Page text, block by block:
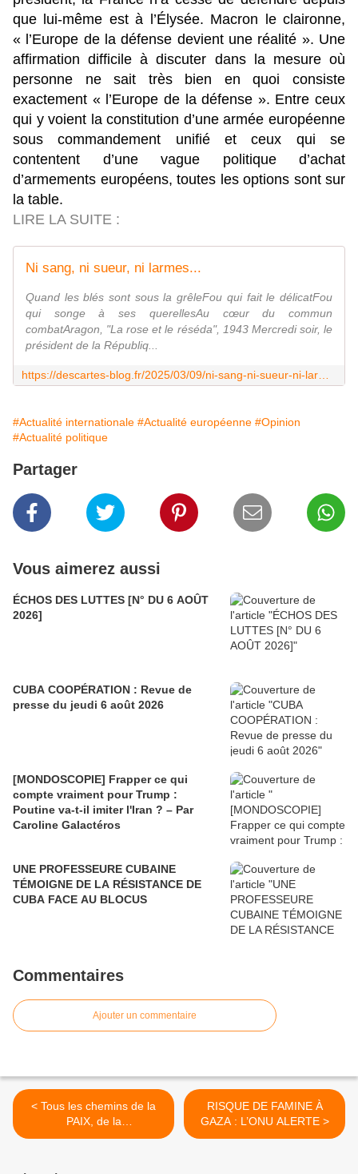
que lui-même est à l’Élysée. Macron le claironne,
« l’Europe de la défense devient une réalité ». Une
affirmation difficile à discuter dans la mesure où
personne ne sait très bien en quoi consiste
exactement « l’Europe de la défense ». Entre ceux
qui y voient la constitution d’une armée européenne
sous commandement unifié et ceux qui se
contentent d’une vague politique d’achat
d’armements européens, toutes les options sont sur
la table.
LIRE LA SUITE :
Ni sang, ni sueur, ni larmes...
Quand les blés sont sous la grêleFou qui fait le délicatFou
qui songe à ses querellesAu cœur du commun
combatAragon, "La rose et le réséda", 1943 Mercredi soir, le
président de la Républiq...
#Actualité internationale #Actualité européenne #Opinion
#Actualité politique
Partager
Vous aimerez aussi
ÉCHOS DES LUTTES [N° DU 6 AOÛT
2026]
CUBA COOPÉRATION : Revue de
presse du jeudi 6 août 2026
[MONDOSCOPIE] Frapper ce qui
compte vraiment pour Trump :
Poutine va-t-il imiter l'Iran ? – Par
Caroline Galactéros
UNE PROFESSEURE CUBAINE
TÉMOIGNE DE LA RÉSISTANCE DE
CUBA FACE AU BLOCUS
Commentaires
Ajouter un commentaire
< Tous les chemins de la
PAIX, de la
SOUVERAINETÉ, du
RISQUE DE FAMINE À
GAZA : L’ONU ALERTE >